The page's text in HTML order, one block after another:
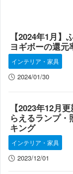
インテリア
テーブル
机
椅子
オフィスチェア
絵画
【2024年1月】
ヨギボーの還元
インテリア・家具
2024/01/30
【2023年12月
らえるランプ
キング
インテリア・家具
2023/12/01